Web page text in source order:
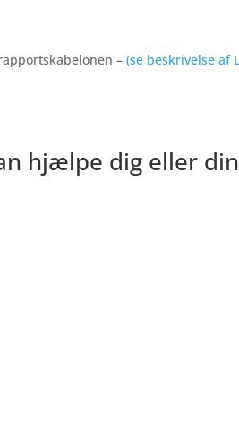
– (se beskrivelse af
hjælpe dig eller